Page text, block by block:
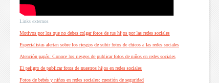
Links externos
Motivos por los que no debes colgar fotos de tus hijos por las redes sociales
Especialistas alertan sobre los riesgos de subir fotos de chicos a las redes sociales
Atención papás: Conoce los riesgos de publicar fotos de niños en redes sociales
El peligro de publicar fotos de nuestros hijos en redes sociales
Fotos de bebés y niños en redes sociales: cuestión de seguridad